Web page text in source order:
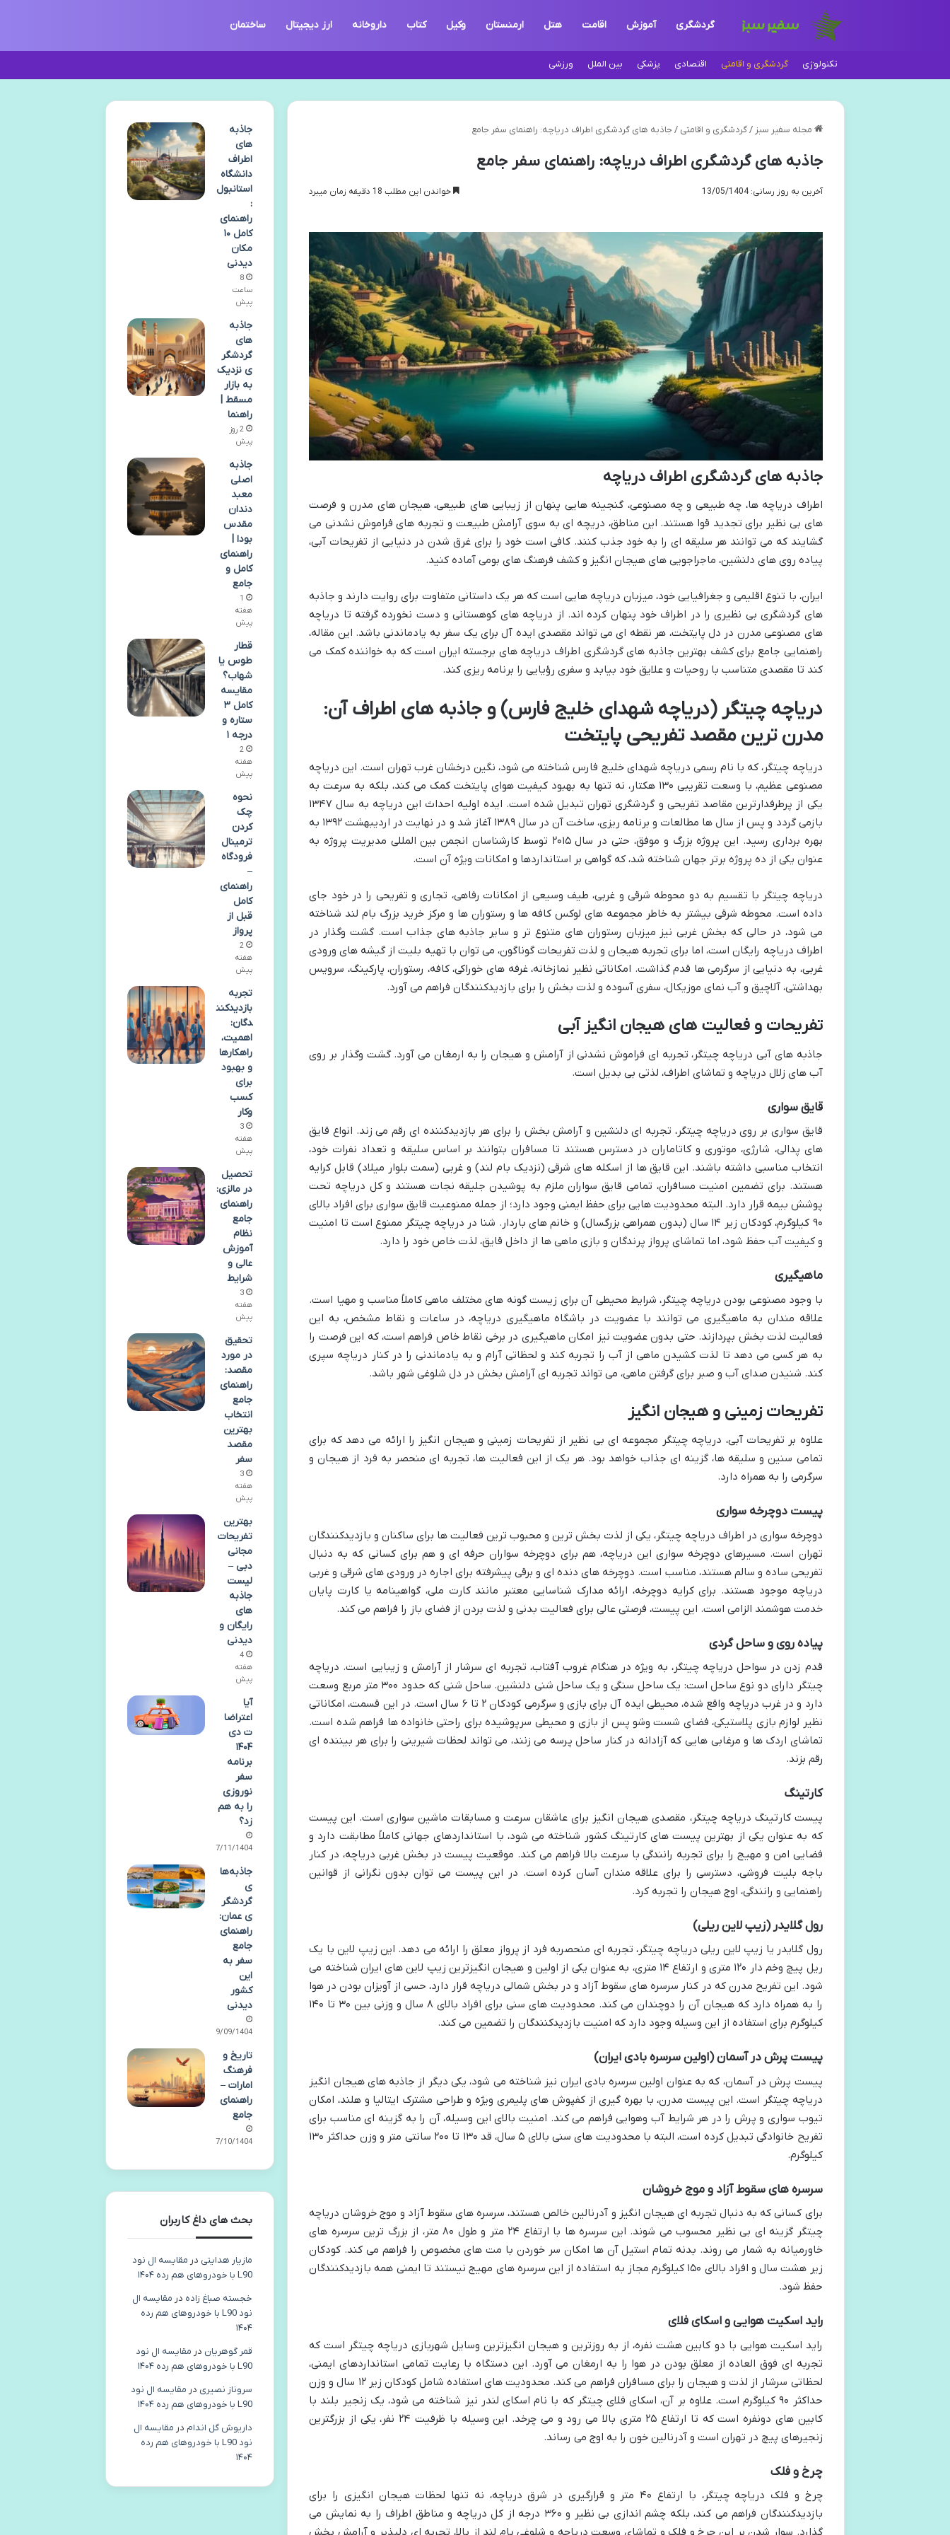
گردشگری آموزش اقامت هتل ارمنستان وکیل کتاب داروخانه ارز دیجیتال ساختمان
تکنولوژی گردشگری و اقامتی اقتصادی پزشکی بین الملل ورزشی
مجله سفیر سبز / گردشگری و اقامتی / جاذبه های گردشگری اطراف دریاچه: راهنمای سفر جامع
جاذبه های گردشگری اطراف دریاچه: راهنمای سفر جامع
آخرین به روز رسانی: 13/05/1404 خواندن این مطلب 18 دقیقه زمان میبرد
جاذبه های گردشگری اطراف دریاچه
اطراف دریاچه ها، چه طبیعی و چه مصنوعی، گنجینه هایی پنهان از زیبایی های طبیعی، هیجان های مدرن و فرصت
های بی نظیر برای تجدید قوا هستند. این مناطق، دریچه ای به سوی آرامش طبیعت و تجربه های فراموش نشدنی می
گشایند که می توانند هر سلیقه ای را به خود جذب کنند. کافی است خود را برای غرق شدن در دنیایی از تفریحات آبی،
پیاده روی های دلنشین، ماجراجویی های هیجان انگیز و کشف فرهنگ های بومی آماده کنید.
ایران، با تنوع اقلیمی و جغرافیایی خود، میزبان دریاچه هایی است که هر یک داستانی متفاوت برای روایت دارند و جاذبه
های گردشگری بی نظیری را در اطراف خود پنهان کرده اند. از دریاچه های کوهستانی و دست نخورده گرفته تا دریاچه
های مصنوعی مدرن در دل پایتخت، هر نقطه ای می تواند مقصدی ایده آل برای یک سفر به یادماندنی باشد. این مقاله،
راهنمایی جامع برای کشف بهترین جاذبه های گردشگری اطراف دریاچه های برجسته ایران است که به خواننده کمک می
کند تا مقصدی متناسب با روحیات و علایق خود بیابد و سفری رؤیایی را برنامه ریزی کند.
دریاچه چیتگر (دریاچه شهدای خلیج فارس) و جاذبه های اطراف آن:
مدرن ترین مقصد تفریحی پایتخت
دریاچه چیتگر، که با نام رسمی دریاچه شهدای خلیج فارس شناخته می شود، نگین درخشان غرب تهران است. این دریاچه
مصنوعی عظیم، با وسعت تقریبی ۱۳۰ هکتار، نه تنها به بهبود کیفیت هوای پایتخت کمک می کند، بلکه به سرعت به
یکی از پرطرفدارترین مقاصد تفریحی و گردشگری تهران تبدیل شده است. ایده اولیه احداث این دریاچه به سال ۱۳۴۷
بازمی گردد و پس از سال ها مطالعات و برنامه ریزی، ساخت آن در سال ۱۳۸۹ آغاز شد و در نهایت در اردیبهشت ۱۳۹۲ به
بهره برداری رسید. این پروژه بزرگ و موفق، حتی در سال ۲۰۱۵ توسط کارشناسان انجمن بین المللی مدیریت پروژه به
عنوان یکی از ده پروژه برتر جهان شناخته شد، که گواهی بر استانداردها و امکانات ویژه آن است.
دریاچه چیتگر با تقسیم به دو محوطه شرقی و غربی، طیف وسیعی از امکانات رفاهی، تجاری و تفریحی را در خود جای
داده است. محوطه شرقی بیشتر به خاطر مجموعه های لوکس کافه ها و رستوران ها و مرکز خرید بزرگ بام لند شناخته
می شود، در حالی که بخش غربی نیز میزبان رستوران های متنوع تر و سایر جاذبه های جذاب است. گشت وگذار در
اطراف دریاچه رایگان است، اما برای تجربه هیجان و لذت تفریحات گوناگون، می توان با تهیه بلیت از گیشه های ورودی
غربی، به دنیایی از سرگرمی ها قدم گذاشت. امکاناتی نظیر نمازخانه، غرفه های خوراکی، کافه، رستوران، پارکینگ، سرویس
بهداشتی، آلاچیق و آب نمای موزیکال، سفری آسوده و لذت بخش را برای بازدیدکنندگان فراهم می آورد.
تفریحات و فعالیت های هیجان انگیز آبی
جاذبه های آبی دریاچه چیتگر، تجربه ای فراموش نشدنی از آرامش و هیجان را به ارمغان می آورد. گشت وگذار بر روی
آب های زلال دریاچه و تماشای اطراف، لذتی بی بدیل است.
قایق سواری
قایق سواری بر روی دریاچه چیتگر، تجربه ای دلنشین و آرامش بخش را برای هر بازدیدکننده ای رقم می زند. انواع قایق
های پدالی، شارژی، موتوری و کاتاماران در دسترس هستند تا مسافران بتوانند بر اساس سلیقه و تعداد نفرات خود،
انتخاب مناسبی داشته باشند. این قایق ها از اسکله های شرقی (نزدیک بام لند) و غربی (سمت بلوار میلاد) قابل کرایه
هستند. برای تضمین امنیت مسافران، تمامی قایق سواران ملزم به پوشیدن جلیقه نجات هستند و کل دریاچه تحت
پوشش بیمه قرار دارد. البته محدودیت هایی برای حفظ ایمنی وجود دارد؛ از جمله ممنوعیت قایق سواری برای افراد بالای
۹۰ کیلوگرم، کودکان زیر ۱۴ سال (بدون همراهی بزرگسال) و خانم های باردار. شنا در دریاچه چیتگر ممنوع است تا امنیت
و کیفیت آب حفظ شود، اما تماشای پرواز پرندگان و بازی ماهی ها از داخل قایق، لذت خاص خود را دارد.
ماهیگیری
با وجود مصنوعی بودن دریاچه چیتگر، شرایط محیطی آن برای زیست گونه های مختلف ماهی کاملاً مناسب و مهیا است.
علاقه مندان به ماهیگیری می توانند با عضویت در باشگاه ماهیگیری دریاچه، در ساعات و نقاط مشخص، به این
فعالیت لذت بخش بپردازند. حتی بدون عضویت نیز امکان ماهیگیری در برخی نقاط خاص فراهم است، که این فرصت را
به هر کسی می دهد تا لذت کشیدن ماهی از آب را تجربه کند و لحظاتی آرام و به یادماندنی را در کنار دریاچه سپری
کند. شنیدن صدای آب و صبر برای گرفتن ماهی، می تواند تجربه ای آرامش بخش در دل شلوغی شهر باشد.
تفریحات زمینی و هیجان انگیز
علاوه بر تفریحات آبی، دریاچه چیتگر مجموعه ای بی نظیر از تفریحات زمینی و هیجان انگیز را ارائه می دهد که برای
تمامی سنین و سلیقه ها، گزینه ای جذاب خواهد بود. هر یک از این فعالیت ها، تجربه ای منحصر به فرد از هیجان و
سرگرمی را به همراه دارد.
پیست دوچرخه سواری
دوچرخه سواری در اطراف دریاچه چیتگر، یکی از لذت بخش ترین و محبوب ترین فعالیت ها برای ساکنان و بازدیدکنندگان
تهران است. مسیرهای دوچرخه سواری این دریاچه، هم برای دوچرخه سواران حرفه ای و هم برای کسانی که به دنبال
تفریحی ساده و سالم هستند، مناسب است. دوچرخه های دنده ای و برقی پیشرفته برای اجاره در ورودی های شرقی و غربی
دریاچه موجود هستند. برای کرایه دوچرخه، ارائه مدارک شناسایی معتبر مانند کارت ملی، گواهینامه یا کارت پایان
خدمت هوشمند الزامی است. این پیست، فرصتی عالی برای فعالیت بدنی و لذت بردن از فضای باز را فراهم می کند.
پیاده روی و ساحل گردی
قدم زدن در سواحل دریاچه چیتگر، به ویژه در هنگام غروب آفتاب، تجربه ای سرشار از آرامش و زیبایی است. دریاچه
چیتگر دارای دو نوع ساحل است: یک ساحل سنگی و یک ساحل شنی دلنشین. ساحل شنی که حدود ۳۰۰ متر مربع وسعت
دارد و در غرب دریاچه واقع شده، محیطی ایده آل برای بازی و سرگرمی کودکان ۲ تا ۶ سال است. در این قسمت، امکاناتی
نظیر لوازم بازی پلاستیکی، فضای شست وشو پس از بازی و محیطی سرپوشیده برای راحتی خانواده ها فراهم شده است.
تماشای اردک ها و مرغابی هایی که آزادانه در کنار ساحل پرسه می زنند، می تواند لحظات شیرینی را برای هر بیننده ای
رقم بزند.
کارتینگ
پیست کارتینگ دریاچه چیتگر، مقصدی هیجان انگیز برای عاشقان سرعت و مسابقات ماشین سواری است. این پیست
که به عنوان یکی از بهترین پیست های کارتینگ کشور شناخته می شود، با استانداردهای جهانی کاملاً مطابقت دارد و
فضایی امن و مهیج را برای تجربه رانندگی با سرعت بالا فراهم می کند. موقعیت پیست در بخش غربی دریاچه، در کنار
باجه بلیت فروشی، دسترسی را برای علاقه مندان آسان کرده است. در این پیست می توان بدون نگرانی از قوانین
راهنمایی و رانندگی، اوج هیجان را تجربه کرد.
رول گلایدر (زیپ لاین ریلی)
رول گلایدر یا زیپ لاین ریلی دریاچه چیتگر، تجربه ای منحصربه فرد از پرواز معلق را ارائه می دهد. این زیپ لاین با یک
ریل پیچ وخم دار ۱۲۰ متری و ارتفاع ۱۴ متری، به عنوان یکی از اولین و هیجان انگیزترین زیپ لاین های ایران شناخته می
شود. این تفریح مدرن که در کنار سرسره های سقوط آزاد و در بخش شمالی دریاچه قرار دارد، حسی از آویزان بودن در هوا
را به همراه دارد که هیجان آن را دوچندان می کند. محدودیت های سنی برای افراد بالای ۸ سال و وزنی بین ۳۰ تا ۱۴۰
کیلوگرم برای استفاده از این وسیله وجود دارد که امنیت بازدیدکنندگان را تضمین می کند.
پیست پرش در آسمان (اولین سرسره بادی ایران)
پیست پرش در آسمان، که به عنوان اولین سرسره بادی ایران نیز شناخته می شود، یکی دیگر از جاذبه های هیجان انگیز
دریاچه چیتگر است. این پیست مدرن، با بهره گیری از کفپوش های پلیمری ویژه و طراحی مشترک ایتالیا و هلند، امکان
تیوب سواری و پرش را در هر شرایط آب وهوایی فراهم می کند. امنیت بالای این وسیله، آن را به گزینه ای مناسب برای
تفریح خانوادگی تبدیل کرده است، البته با محدودیت های سنی بالای ۵ سال، قد ۱۳۰ تا ۲۰۰ سانتی متر و وزن حداکثر ۱۳۰
کیلوگرم.
سرسره های سقوط آزاد و موج خروشان
برای کسانی که به دنبال تجربه ای هیجان انگیز و آدرنالین خالص هستند، سرسره های سقوط آزاد و موج خروشان دریاچه
چیتگر گزینه ای بی نظیر محسوب می شوند. این سرسره ها با ارتفاع ۲۴ متر و طول ۸۰ متر، از بزرگ ترین سرسره های
خاورمیانه به شمار می روند. بدنه تمام استیل آن ها امکان سر خوردن با مت های مخصوص را فراهم می کند. کودکان
زیر هشت سال و افراد بالای ۱۵۰ کیلوگرم مجاز به استفاده از این سرسره های مهیج نیستند تا ایمنی همه بازدیدکنندگان
حفظ شود.
راید اسکیت هوایی و اسکای فلای
راید اسکیت هوایی با دو کابین هشت نفره، از به روزترین و هیجان انگیزترین وسایل شهربازی دریاچه چیتگر است که
تجربه ای فوق العاده از معلق بودن در هوا را به ارمغان می آورد. این دستگاه با رعایت تمامی استانداردهای ایمنی،
لحظاتی سرشار از لذت و هیجان را برای مسافران فراهم می کند. محدودیت های استفاده شامل کودکان زیر ۱۲ سال و وزن
حداکثر ۹۰ کیلوگرم است. علاوه بر آن، اسکای فلای چیتگر که با نام اسکای لندر نیز شناخته می شود، یک زنجیر بلند با
کابین های دونفره است که تا ارتفاع ۲۵ متری بالا می رود و می چرخد. این وسیله با ظرفیت ۲۴ نفر، یکی از بزرگترین
زنجیرهای پیچ در تهران است و آدرنالین خون را به اوج می رساند.
چرخ و فلک
چرخ و فلک دریاچه چیتگر، با ارتفاع ۴۰ متر و قرارگیری در شرق دریاچه، نه تنها لحظات هیجان انگیزی را برای
بازدیدکنندگان فراهم می کند، بلکه چشم اندازی بی نظیر و ۳۶۰ درجه از کل دریاچه و مناطق اطراف را به نمایش می
جاذبه
های
اطراف
دانشگاه
استانبول
:
راهنمای
کامل ۱۰
مکان
دیدنی
8
ساعت
پیش
جاذبه
های
گردشگر
ی نزدیک
به بازار
مسقط |
راهنما
2 روز
پیش
جاذبه
اصلی
معبد
دندان
مقدس
بودا |
راهنمای
کامل و
جامع
1
هفته
پیش
قطار
طوس یا
شهاب؟
مقایسه
کامل ۳
ستاره و
درجه ۱
2
هفته
پیش
نحوه
چک
کردن
ترمینال
فرودگاه
–
راهنمای
کامل
قبل از
پرواز
2
هفته
پیش
تجربه
بازدیدکنن
دگان:
اهمیت،
راهکارها
و بهبود
برای
کسب
وکار
3
هفته
پیش
تحصیل
در مالزی:
راهنمای
جامع
نظام
آموزش
عالی و
شرایط
3
هفته
پیش
تحقیق
در مورد
مقصد:
راهنمای
جامع
انتخاب
بهترین
مقصد
سفر
3
هفته
پیش
بهترین
تفریحات
مجانی
دبی –
لیست
جاذبه
های
رایگان و
دیدنی
4
هفته
پیش
آیا
اعتراضا
ت دی
۱۴۰۴
برنامه
سفر
نوروزی
را به هم
زد؟
27/11/1404
جاذبه‌ها
ی
گردشگر
ی عمان:
راهنمای
جامع
سفر به
این
کشور
دیدنی
29/09/1404
تاریخ و
فرهنگ
امارات –
راهنمای
جامع
07/10/1404
بحث های داغ کاربران
مازیار هدایتی در مقایسه ال نود
L90 با خودروهای هم رده ۱۴۰۴
خجسته صباغ زاده در مقایسه ال
نود L90 با خودروهای هم رده
۱۴۰۴
قمر گوهریان در مقایسه ال نود
L90 با خودروهای هم رده ۱۴۰۴
سروناز نصیری در مقایسه ال نود
L90 با خودروهای هم رده ۱۴۰۴
داریوش گل اندام در مقایسه ال
نود L90 با خودروهای هم رده
۱۴۰۴